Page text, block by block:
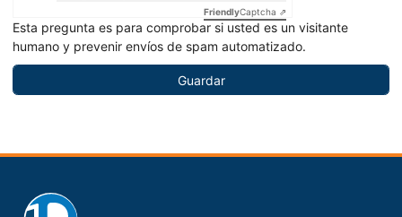
FriendlyCaptcha ⇗
Esta pregunta es para comprobar si usted es un visitante
humano y prevenir envíos de spam automatizado.